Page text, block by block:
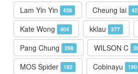
Lam Yin Yin 438 Cheung lai
Kate Wong 404 kklau 377
Pang Chung 298 WILSON C
MOS Spider 192 Cobinayu 190